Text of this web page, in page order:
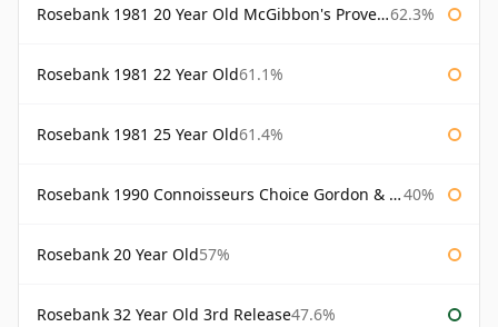
Rosebank 1981 20 Year Old McGibbon's Provenance 62.3%
Rosebank 1981 22 Year Old61.1%
Rosebank 1981 25 Year Old61.4%
Rosebank 1990 Connoisseurs Choice Gordon & Macphail 40%
Rosebank 20 Year Old57%
Rosebank 32 Year Old 3rd Release47.6%